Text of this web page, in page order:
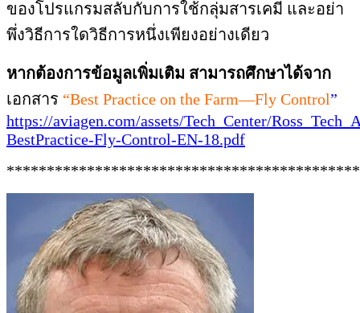
ของโปรแกรมสลับกับการใช้กลุ่มสารเคมี และอย่า
พึ่งวิธีการใดวิธีการหนึ่งเพียงอย่างเดียว
หากต้องการข้อมูลเพิ่มเติม สามารถศึกษาได้จาก
เอกสาร “Best Practice on the Farm—Fly Control”
https://aviagen.com/assets/Tech_Center/
BestPractice-Fly-Control-EN-18.pdf